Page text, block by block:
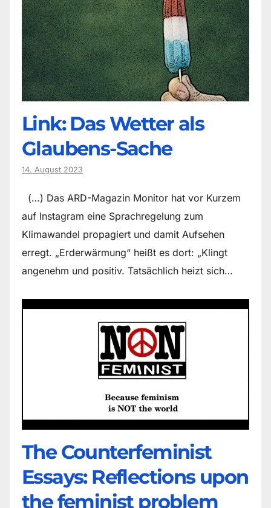
Link: Das Wetter als
Glaubens-Sache
14. August 2023
(…) Das ARD-Magazin Monitor hat vor Kurzem
auf Instagram eine Sprachregelung zum
Klimawandel propagiert und damit Aufsehen
erregt. „Erderwärmung“ heißt es dort: „Klingt
angenehm und positiv. Tatsächlich heizt sich…
The Counter­feminist
Essays: Reflections upon
the feminist problem